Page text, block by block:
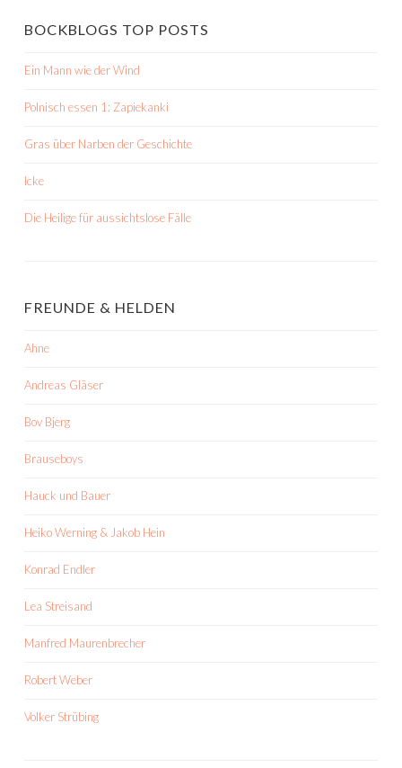
BOCKBLOGS TOP POSTS
Ein Mann wie der Wind
Polnisch essen 1: Zapiekanki
Gras über Narben der Geschichte
Icke
Die Heilige für aussichtslose Fälle
FREUNDE & HELDEN
Ahne
Andreas Gläser
Bov Bjerg
Brauseboys
Hauck und Bauer
Heiko Werning & Jakob Hein
Konrad Endler
Lea Streisand
Manfred Maurenbrecher
Robert Weber
Volker Strübing